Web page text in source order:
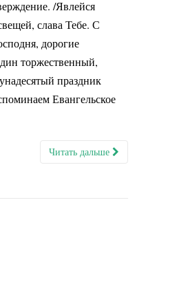
/Явлейся
слава Тебе. С
дорогие
торжественный,
праздник
Евангельское
Читать дальше